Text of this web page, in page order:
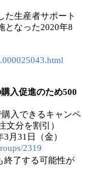
た生産者サポート
となった2020年8
入促進のため500
入できるキャンペ
文分を割引）
月31日（金）
2319
終了する可能性が